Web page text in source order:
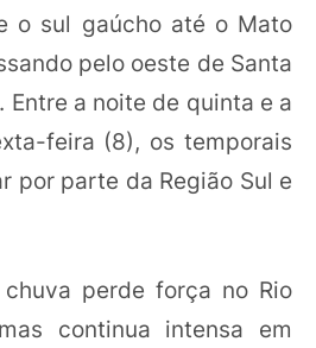
o sul gaúcho até o Mato
pelo oeste de Santa
Entre a noite de quinta e a
feira (8), os temporais
por parte da Região Sul e
perde força no Rio
continua intensa em